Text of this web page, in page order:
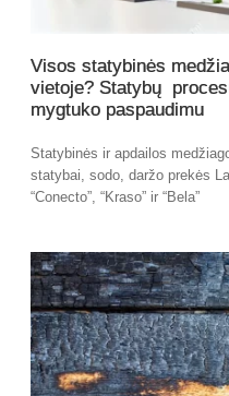
Visos statybinės
vietoje? Statybų
mygtuko paspaudimu
Statybinės ir apdailos
statybai, sodo, daržo prekės
“Conecto”, “Kraso” ir “Bela”